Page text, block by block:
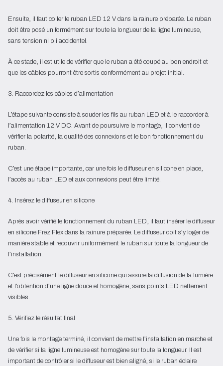
Ensuite, il faut coller le ruban LED 12 V dans la rainure préparée. Le ruban
doit être posé uniformément sur toute la longueur de la ligne lumineuse,
sans tension ni pli accidentel.
À ce stade, il est utile de vérifier que le ruban a été coupé au bon endroit et
que les câbles pourront être sortis conformément au projet initial.
3. Raccordez les câbles d’alimentation
L’étape suivante consiste à souder les fils au ruban LED et à le raccorder à
l’alimentation 12 V DC. Avant de poursuivre le montage, il convient de
vérifier la polarité, la qualité des connexions et le bon fonctionnement du
ruban.
C’est une étape importante, car une fois le diffuseur en silicone en place,
l’accès au ruban LED et aux connexions peut être limité.
4. Insérez le diffuseur en silicone
Après avoir vérifié le fonctionnement du ruban LED, il faut insérer le diffuseur
en silicone Frez Flex dans la rainure préparée. Le diffuseur doit s’y loger de
manière stable et recouvrir uniformément le ruban sur toute la longueur de
l’installation.
C’est précisément le diffuseur en silicone qui assure la diffusion de la lumière
et l’obtention d’une ligne douce et homogène, sans points LED nettement
visibles.
5. Vérifiez le résultat final
Une fois le montage terminé, il convient de mettre l’installation en marche et
de vérifier si la ligne lumineuse est homogène sur toute la longueur. Il est
important de contrôler si le diffuseur est bien aligné, si le ruban éclaire